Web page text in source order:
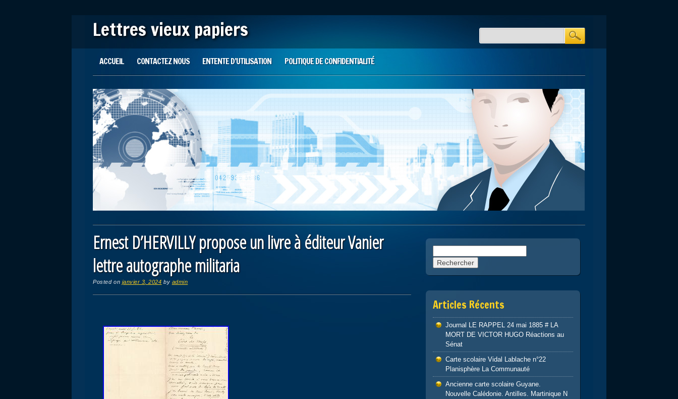
Lettres vieux papiers
Main menu
ACCUEIL CONTACTEZ NOUS ENTENTE D’UTILISATION POLITIQUE DE CONFIDENTIALITÉ
Ernest D’HERVILLY propose un livre à éditeur Vanier
lettre autographe militaria
Posted on janvier 3, 2024 by admin
Articles Récents
Journal LE RAPPEL 24 mai 1885 # LA
MORT DE VICTOR HUGO Réactions au
Sénat
Carte scolaire Vidal Lablache n°22
Planisphère La Communauté
Ancienne carte scolaire Guyane.
Nouvelle Calédonie. Antilles. Martinique N